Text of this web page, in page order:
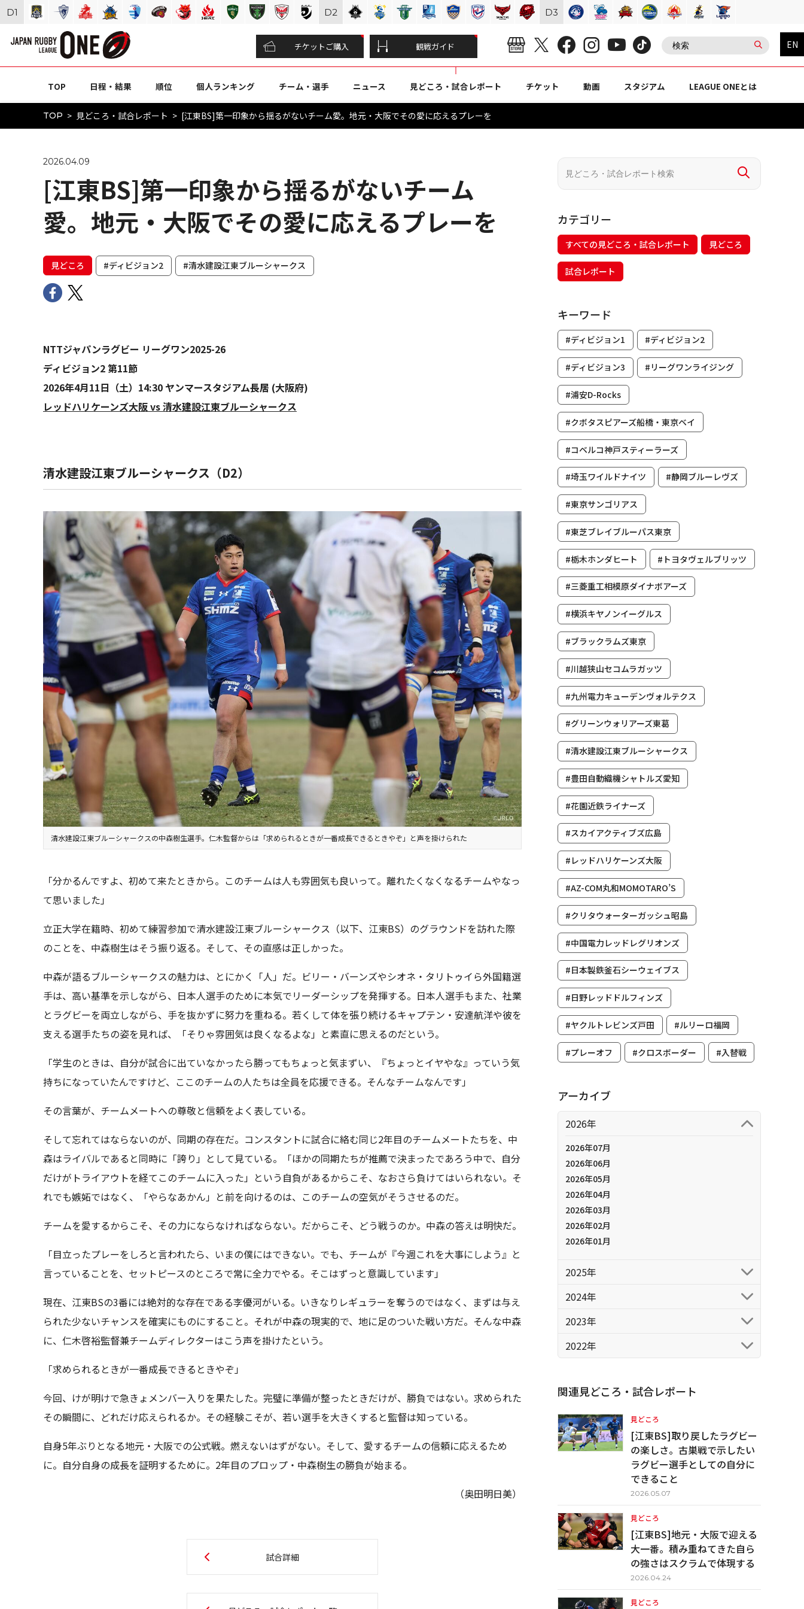
チケットご購入 観戦ガイド EN
TOP 日程・結果 順位 個人ランキング チーム・選手 ニュース 見どころ・試合レポート チケット 動画 スタジアム LEAGUE ONEとは
TOP 見どころ・試合レポート [江東BS]第一印象から揺るがないチーム愛。地元・大阪でその愛に応えるプレーを
2026.04.09
[江東BS]第一印象から揺るがないチーム
愛。地元・大阪でその愛に応えるプレーを
見どころ #ディビジョン2 #清水建設江東ブルーシャークス
NTTジャパンラグビー リーグワン2025-26
ディビジョン2 第11節
2026年4月11日（土）14:30 ヤンマースタジアム長居 (大阪府)
レッドハリケーンズ大阪 vs 清水建設江東ブルーシャークス
清水建設江東ブルーシャークス（D2）
清水建設江東ブルーシャークスの中森樹生選手。仁木監督からは「求められるときが一番成長できるときやぞ」と声を掛けられた
「分かるんですよ、初めて来たときから。このチームは人も雰囲気も良いって。離れたくなくなるチームやなっ
て思いました」
立正大学在籍時、初めて練習参加で清水建設江東ブルーシャークス（以下、江東BS）のグラウンドを訪れた際
のことを、中森樹生はそう振り返る。そして、その直感は正しかった。
中森が語るブルーシャークスの魅力は、とにかく「人」だ。ビリー・バーンズやシオネ・タリトゥイら外国籍選
手は、高い基準を示しながら、日本人選手のために本気でリーダーシップを発揮する。日本人選手もまた、社業
とラグビーを両立しながら、手を抜かずに努力を重ねる。若くして体を張り続けるキャプテン・安達航洋や彼を
支える選手たちの姿を見れば、「そりゃ雰囲気は良くなるよな」と素直に思えるのだという。
「学生のときは、自分が試合に出ていなかったら勝ってもちょっと気まずい、『ちょっとイヤやな』っていう気
持ちになっていたんですけど、ここのチームの人たちは全員を応援できる。そんなチームなんです」
その言葉が、チームメートへの尊敬と信頼をよく表している。
そして忘れてはならないのが、同期の存在だ。コンスタントに試合に絡む同じ2年目のチームメートたちを、中
森はライバルであると同時に「誇り」として見ている。「ほかの同期たちが推薦で決まったであろう中で、自分
だけがトライアウトを経てこのチームに入った」という自負があるからこそ、なおさら負けてはいられない。そ
れでも嫉妬ではなく、「やらなあかん」と前を向けるのは、このチームの空気がそうさせるのだ。
チームを愛するからこそ、その力にならなければならない。だからこそ、どう戦うのか。中森の答えは明快だ。
「目立ったプレーをしろと言われたら、いまの僕にはできない。でも、チームが『今週これを大事にしよう』と
言っていることを、セットピースのところで常に全力でやる。そこはずっと意識しています」
現在、江東BSの3番には絶対的な存在である李優河がいる。いきなりレギュラーを奪うのではなく、まずは与え
られた少ないチャンスを確実にものにすること。それが中森の現実的で、地に足のついた戦い方だ。そんな中森
に、仁木啓裕監督兼チームディレクターはこう声を掛けたという。
「求められるときが一番成長できるときやぞ」
今回、けが明けで急きょメンバー入りを果たした。完璧に準備が整ったときだけが、勝負ではない。求められた
その瞬間に、どれだけ応えられるか。その経験こそが、若い選手を大きくすると監督は知っている。
自身5年ぶりとなる地元・大阪での公式戦。燃えないはずがない。そして、愛するチームの信頼に応えるため
に。自分自身の成長を証明するために。2年目のプロップ・中森樹生の勝負が始まる。
（奥田明日美）
試合詳細
カテゴリー
すべての見どころ・試合レポート 見どころ
試合レポート
キーワード
#ディビジョン1 #ディビジョン2
#ディビジョン3 #リーグワンライジング
#浦安D-Rocks
#クボタスピアーズ船橋・東京ベイ
#コベルコ神戸スティーラーズ
#埼玉ワイルドナイツ #静岡ブルーレヴズ
#東京サンゴリアス
#東芝ブレイブルーパス東京
#栃木ホンダヒート #トヨタヴェルブリッツ
#三菱重工相模原ダイナボアーズ
#横浜キヤノンイーグルス
#ブラックラムズ東京
#川越狭山セコムラガッツ
#九州電力キューデンヴォルテクス
#グリーンウォリアーズ東葛
#清水建設江東ブルーシャークス
#豊田自動織機シャトルズ愛知
#花園近鉄ライナーズ
#スカイアクティブズ広島
#レッドハリケーンズ大阪
#AZ-COM丸和MOMOTARO’S
#クリタウォーターガッシュ昭島
#中国電力レッドレグリオンズ
#日本製鉄釜石シーウェイブス
#日野レッドドルフィンズ
#ヤクルトレビンズ戸田 #ルリーロ福岡
#プレーオフ #クロスボーダー #入替戦
アーカイブ
2026年
2026年07月
2026年06月
2026年05月
2026年04月
2026年03月
2026年02月
2026年01月
2025年
2024年
2023年
2022年
関連見どころ・試合レポート
見どころ
[江東BS]取り戻したラグビー
の楽しさ。古巣戦で示したい
ラグビー選手としての自分に
できること
2026.05.07
見どころ
[江東BS]地元・大阪で迎える
大一番。積み重ねてきた自ら
の強さはスクラムで体現する
2026.04.24
見どころ
D1 D2 D3